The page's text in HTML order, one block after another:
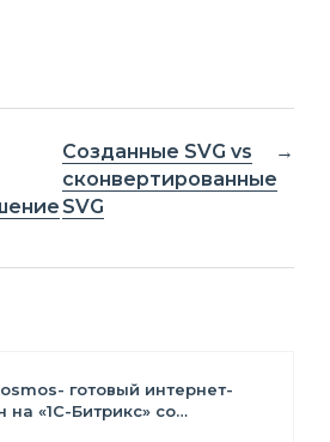
Созданные SVG vs
сконвертированные
SVG
готовый интернет-
на «1С-Битрикс» со